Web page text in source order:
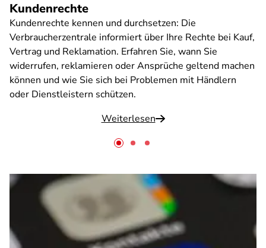
Kundenrechte
Kundenrechte kennen und durchsetzen: Die
Verbraucherzentrale informiert über Ihre Rechte bei Kauf,
Vertrag und Reklamation. Erfahren Sie, wann Sie
widerrufen, reklamieren oder Ansprüche geltend machen
können und wie Sie sich bei Problemen mit Händlern
oder Dienstleistern schützen.
Weiterlesen